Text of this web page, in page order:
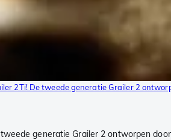
generatie Grailer 2 ontworpen door
2Ti! De tweede generatie Grailer 2